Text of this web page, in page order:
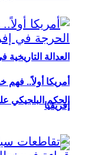
العدالة
الحكم البلجيكي
أمريكا أولاً..
إفريقيا